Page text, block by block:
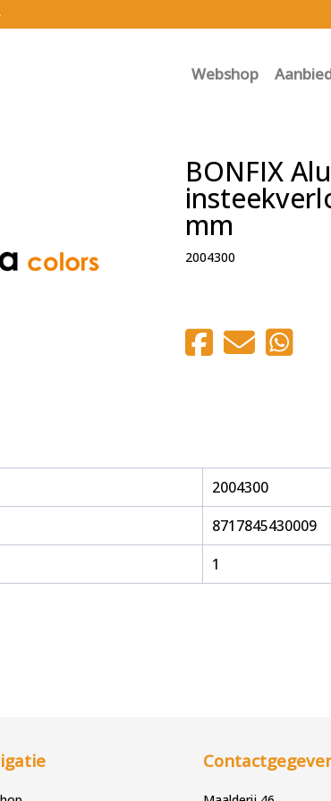
Webshop
BONFIX
mm
2004300
2004300
8717845430009
1